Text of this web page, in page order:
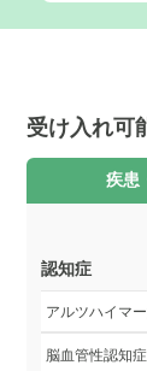
受け入れ可
疾患
認知症
アルツハイマ
脳血管性認知症